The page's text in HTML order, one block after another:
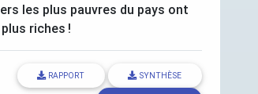
les plus pauvres du pays ont
riches !
RAPPORT SYNTHÈSE